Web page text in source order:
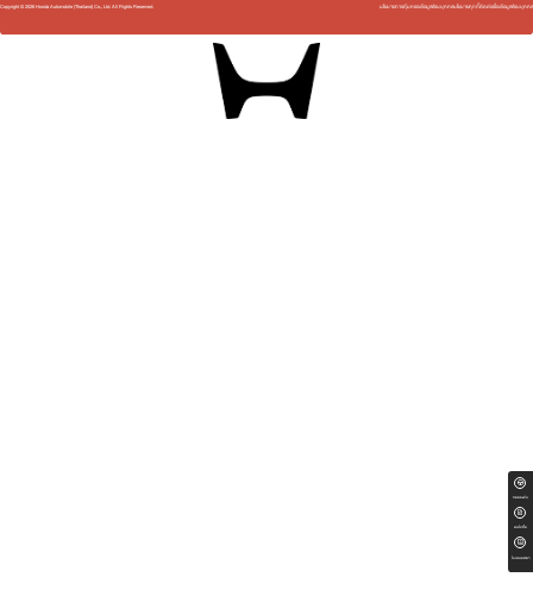
ทดลองขับ
สนใจซื้อ
ใบเสนอราคา
Copyright ©2026Honda Automobile (Thailand) Co., Ltd. All Rights Reserved. นโยบายการคุ้มครองข้อมูลส่วนบุคคลนโยบายคุกกี้ติดต่อเรื่องข้อมูลส่วนบุคคล